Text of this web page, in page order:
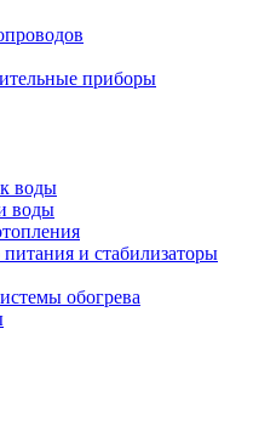
приборы
воды
воды
и стабилизаторы
обогрева